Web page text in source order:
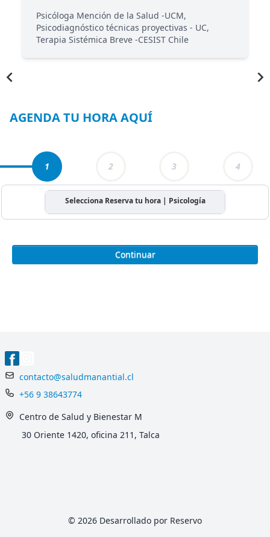
Psicóloga Mención de la Salud -UCM,
Psicodiagnóstico técnicas proyectivas - UC,
Terapia Sistémica Breve -CESIST Chile
AGENDA TU HORA AQUÍ
1 2 3 4
Selecciona Reserva tu hora | Psicología
Continuar
contacto@saludmanantial.cl
+56 9 38643774
Centro de Salud y Bienestar M
30 Oriente 1420, oficina 211, Talca
© 2026 Desarrollado por Reservo